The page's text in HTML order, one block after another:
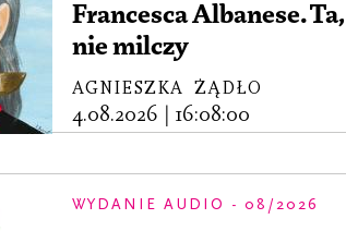
Francesca Albanese.
nie milczy
AGNIESZKA ŻĄDŁO
4.08.2026 16:08:00
WYDANIE AUDIO - 08/2026